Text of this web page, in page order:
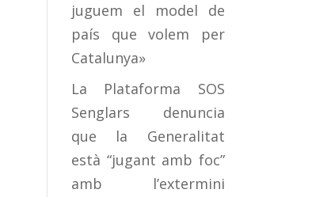
juguem el model de
país que volem per
Catalunya»
La Plataforma SOS
Senglars denuncia
que la Generalitat
està “jugant amb foc”
amb l’extermini